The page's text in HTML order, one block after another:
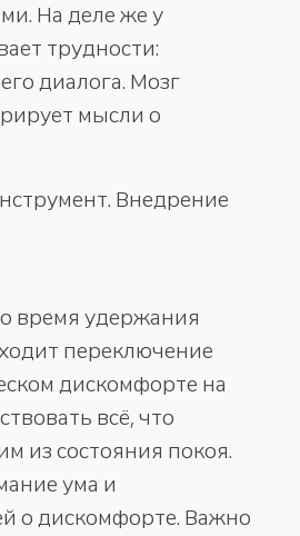
На деле же у
трудности:
диалога. Мозг
мысли о
Внедрение
время удержания
переключение
дискомфорте на
всё, что
из состояния покоя.
ума и
о дискомфорте. Важно